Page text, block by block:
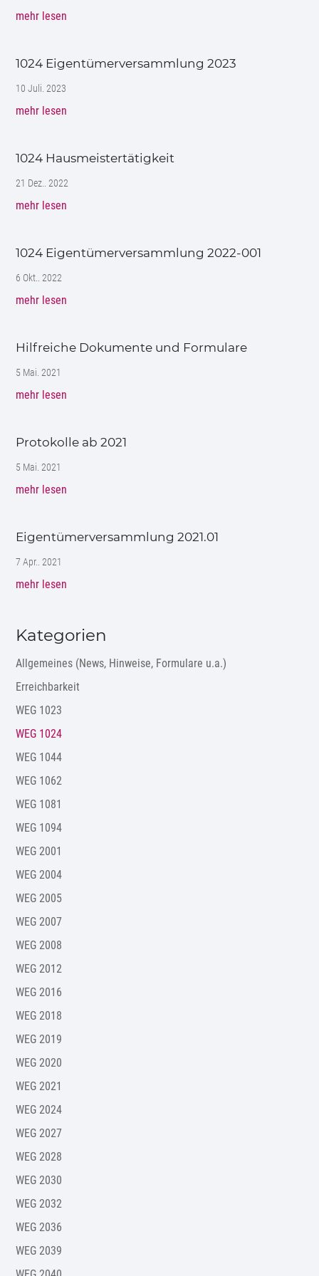
Kategorien
Allgemeines (News, Hinweise, Formulare u.a.)
Erreichbarkeit
WEG 1023
WEG 1024
WEG 1044
WEG 1062
WEG 1081
WEG 1094
WEG 2001
WEG 2004
WEG 2005
WEG 2007
WEG 2008
WEG 2012
WEG 2016
WEG 2018
WEG 2019
WEG 2020
WEG 2021
WEG 2024
WEG 2027
WEG 2028
WEG 2030
WEG 2032
WEG 2036
WEG 2039
mehr lesen
1024 Eigentümerversammlung 2023
10 Juli. 2023
mehr lesen
1024 Hausmeistertätigkeit
21 Dez.. 2022
mehr lesen
1024 Eigentümerversammlung 2022-001
6 Okt.. 2022
mehr lesen
Hilfreiche Dokumente und Formulare
5 Mai. 2021
mehr lesen
Protokolle ab 2021
5 Mai. 2021
mehr lesen
Eigentümerversammlung 2021.01
7 Apr.. 2021
mehr lesen